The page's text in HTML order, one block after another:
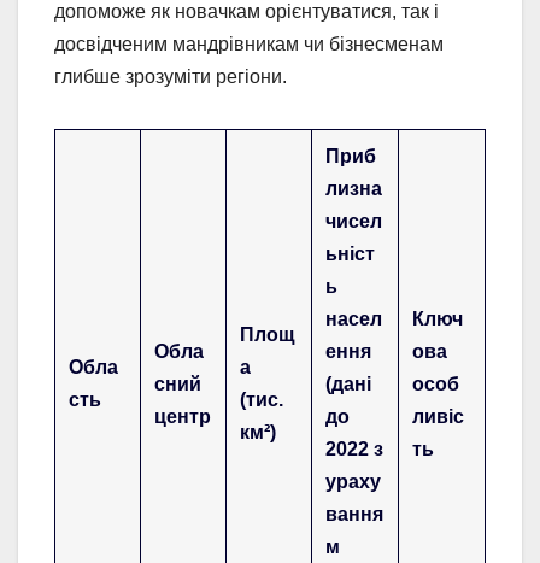
допоможе як новачкам орієнтуватися, так і
досвідченим мандрівникам чи бізнесменам
глибше зрозуміти регіони.
Обла
сть
Обла
сний
центр
Площ
а
(тис.
км²)
Приб
лизна
чисел
ьніст
ь
насел
ення
(дані
до
2022 з
ураху
вання
м
Ключ
ова
особ
ливіс
ть